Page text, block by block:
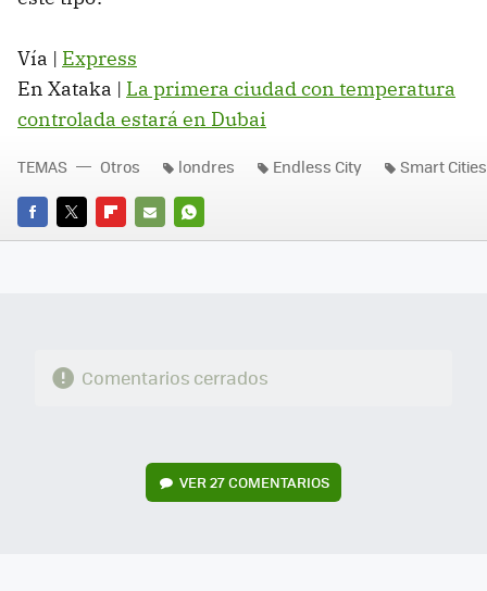
Vía | Express
En Xataka | La primera ciudad con temperatura
controlada estará en Dubai
FACEBOOK
TWITTERFLIPBOARD
E-
WHATSAPP
TEMAS Otros londres Endless City Smart Cities
Comentarios cerrados
VER27 COMENTARIOS